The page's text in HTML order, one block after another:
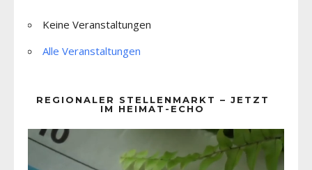
Keine Veranstaltungen
Alle Veranstaltungen
REGIONALER STELLENMARKT – JETZT
IM HEIMAT-ECHO
Player